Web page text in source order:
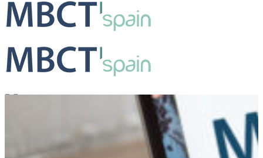
Estrella2023-02-01T19:39:33+01:00